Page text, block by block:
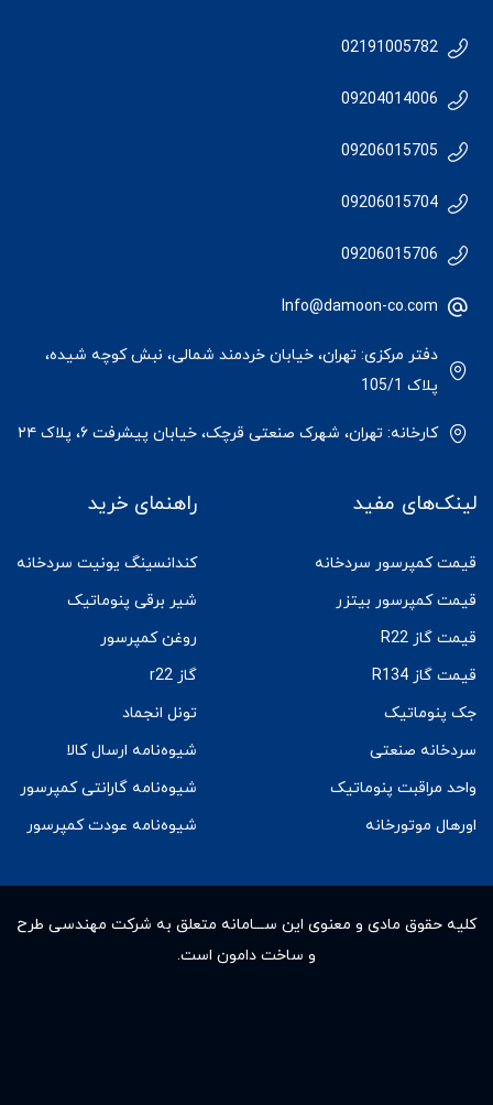
02191005782
09204014006
09206015705
09206015704
09206015706
Info@damoon-co.com
دفتر مرکزی: تهران، خیابان خردمند شمالی، نبش کوچه شیده،
پلاک 105/1
کارخانه: تهران، شهرک صنعتی قرچک، خیابان پیشرفت ۶، پلاک ۲۴
لینک‌های مفید
قیمت کمپرسور سردخانه
قیمت کمپرسور بیتزر
قیمت گاز R22
قیمت گاز R134
جک پنوماتیک
سردخانه صنعتی
واحد مراقبت پنوماتیک
اورهال موتورخانه
راهنمای خرید
کندانسینگ یونیت سردخانه
شیر برقی پنوماتیک
روغن کمپرسور
گاز r22
تونل انجماد
شیوه‌نامه ارسال کالا
شیوه‌نامه گارانتی کمپرسور
شیوه‌نامه عودت کمپرسور
کلیه حقوق مادى و معنوى این ســـامانه متعلق به شرکت مهندسی طرح
و ساخت دامون است.